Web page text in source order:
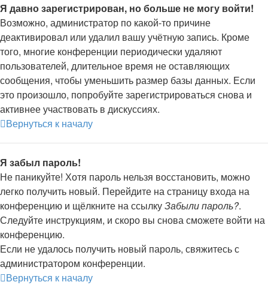
Я давно зарегистрирован, но больше не могу войти!
Возможно, администратор по какой-то причине
деактивировал или удалил вашу учётную запись. Кроме
того, многие конференции периодически удаляют
пользователей, длительное время не оставляющих
сообщения, чтобы уменьшить размер базы данных. Если
это произошло, попробуйте зарегистрироваться снова и
активнее участвовать в дискуссиях.
Вернуться к началу
Я забыл пароль!
Не паникуйте! Хотя пароль нельзя восстановить, можно
легко получить новый. Перейдите на страницу входа на
конференцию и щёлкните на ссылкуЗабыли пароль?.
Следуйте инструкциям, и скоро вы снова сможете войти на
конференцию.
Если не удалось получить новый пароль, свяжитесь с
администратором конференции.
Вернуться к началу